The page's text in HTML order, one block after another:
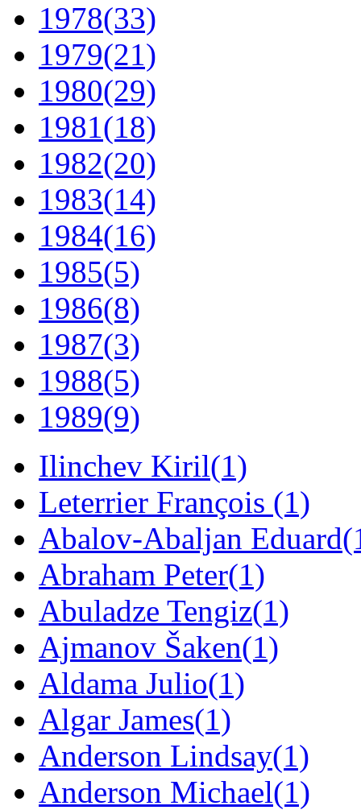
1978(33)
1979(21)
1980(29)
1981(18)
1982(20)
1983(14)
1984(16)
1985(5)
1986(8)
1987(3)
1988(5)
1989(9)
Ilinchev Kiril(1)
Leterrier François (1)
Abalov-Abaljan Eduard
Abraham Peter(1)
Abuladze Tengiz(1)
Ajmanov Šaken(1)
Aldama Julio(1)
Algar James(1)
Anderson Lindsay(1)
Anderson Michael(1)